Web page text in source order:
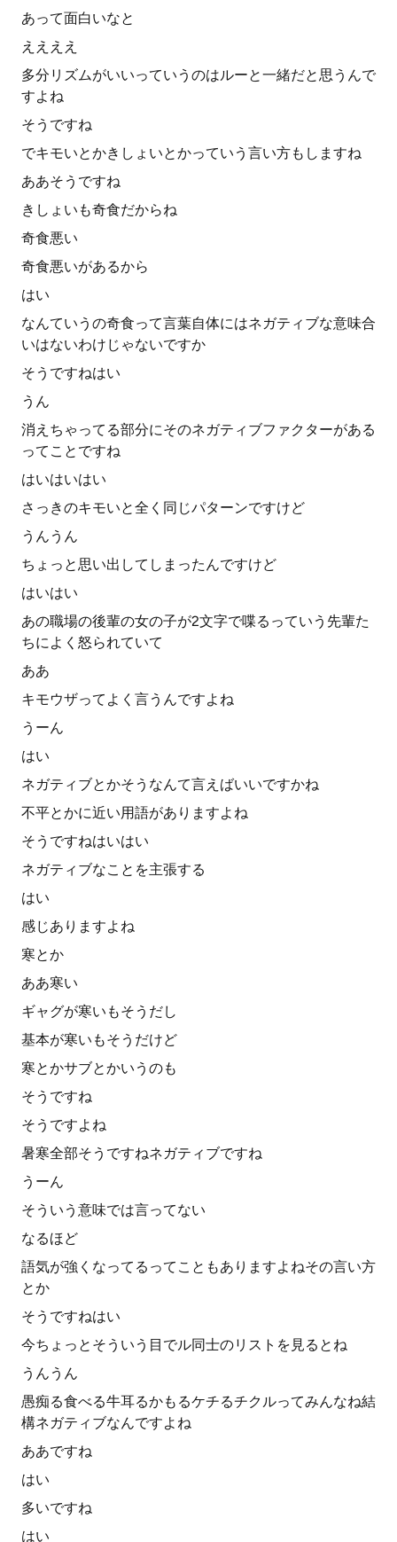
あって面白いなと
ええええ
多分リズムがいいっていうのはルーと一緒だと思うんで
すよね
そうですね
でキモいとかきしょいとかっていう言い方もしますね
ああそうですね
きしょいも奇食だからね
奇食悪い
奇食悪いがあるから
はい
なんていうの奇食って言葉自体にはネガティブな意味合
いはないわけじゃないですか
そうですねはい
うん
消えちゃってる部分にそのネガティブファクターがある
ってことですね
はいはいはい
さっきのキモいと全く同じパターンですけど
うんうん
ちょっと思い出してしまったんですけど
はいはい
あの職場の後輩の女の子が2文字で喋るっていう先輩た
ちによく怒られていて
ああ
キモウザってよく言うんですよね
うーん
はい
ネガティブとかそうなんて言えばいいですかね
不平とかに近い用語がありますよね
そうですねはいはい
ネガティブなことを主張する
はい
感じありますよね
寒とか
ああ寒い
ギャグが寒いもそうだし
基本が寒いもそうだけど
寒とかサブとかいうのも
そうですね
そうですよね
暑寒全部そうですねネガティブですね
うーん
そういう意味では言ってない
なるほど
語気が強くなってるってこともありますよねその言い方
とか
そうですねはい
今ちょっとそういう目でル同士のリストを見るとね
うんうん
愚痴る食べる牛耳るかもるケチるチクルってみんなね結
構ネガティブなんですよね
ああですね
はい
多いですね
はい